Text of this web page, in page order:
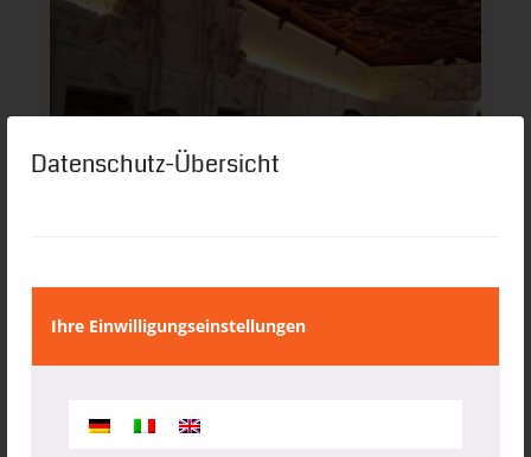
Datenschutz-Übersicht
Ihre Einwilligungseinstellungen